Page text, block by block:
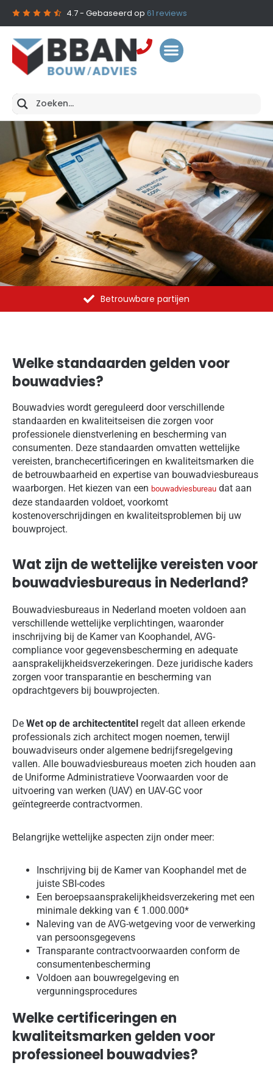
4.7- Gebaseerd op 61 reviews
Al meer dan 1375 opdrachten uitgevoerd
Welke standaarden gelden voor
bouwadvies?
Bouwadvies wordt gereguleerd door verschillende
standaarden en kwaliteitseisen die zorgen voor
professionele dienstverlening en bescherming van
consumenten. Deze standaarden omvatten wettelijke
vereisten, branchecertificeringen en kwaliteitsmarken die
de betrouwbaarheid en expertise van bouwadviesbureaus
waarborgen. Het kiezen van een bouwadviesbureau dat aan
deze standaarden voldoet, voorkomt
kostenoverschrijdingen en kwaliteitsproblemen bij uw
bouwproject.
Wat zijn de wettelijke vereisten voor
bouwadviesbureaus in Nederland?
Bouwadviesbureaus in Nederland moeten voldoen aan
verschillende wettelijke verplichtingen, waaronder
inschrijving bij de Kamer van Koophandel, AVG-
compliance voor gegevensbescherming en adequate
aansprakelijkheidsverzekeringen. Deze juridische kaders
zorgen voor transparantie en bescherming van
opdrachtgevers bij bouwprojecten.
De Wet op de architectentitel regelt dat alleen erkende
professionals zich architect mogen noemen, terwijl
bouwadviseurs onder algemene bedrijfsregelgeving
vallen. Alle bouwadviesbureaus moeten zich houden aan
de Uniforme Administratieve Voorwaarden voor de
uitvoering van werken (UAV) en UAV-GC voor
geïntegreerde contractvormen.
Belangrijke wettelijke aspecten zijn onder meer:
Inschrijving bij de Kamer van Koophandel met de
juiste SBI-codes
Een beroepsaansprakelijkheidsverzekering met een
minimale dekking van € 1.000.000*
Naleving van de AVG-wetgeving voor de verwerking
van persoonsgegevens
Transparante contractvoorwaarden conform de
consumentenbescherming
Voldoen aan bouwregelgeving en
vergunningsprocedures
Welke certificeringen en
kwaliteitsmarken gelden voor
professioneel bouwadvies?